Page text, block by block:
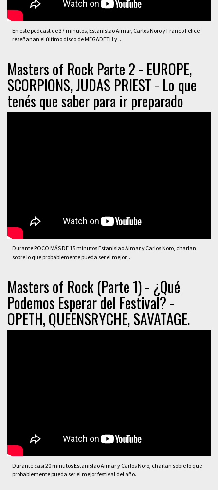
En este podcast de 37 minutos, Estanislao Aimar, Carlos Noro y Franco Felice,
reseñanan el último disco de MEGADETH y ...
Masters of Rock Parte 2 - EUROPE,
SCORPIONS, JUDAS PRIEST - Lo que
tenés que saber para ir preparado
Durante POCO MÁS DE 15 minutos Estanislao Aimar y Carlos Noro, charlan
sobre lo que probablemente pueda ser el mejor ...
Masters of Rock (Parte 1) - ¿Qué
Podemos Esperar del Festival? -
OPETH, QUEENSRYCHE, SAVATAGE.
Durante casi 20 minutos Estanislao Aimar y Carlos Noro, charlan sobre lo que
probablemente pueda ser el mejor festival del año.